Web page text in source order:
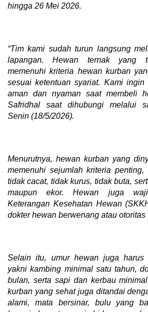
hingga 26 Mei 2026.
“Tim kami sudah turun langsung
lapangan. Hewan ternak yang
memenuhi kriteria hewan kurban
sesuai ketentuan syariat. Kami ingin
aman dan nyaman saat membeli
Safridhal saat dihubungi melalui
Senin (18/5/2026).
Menurutnya, hewan kurban yang
memenuhi sejumlah kriteria penting,
tidak cacat, tidak kurus, tidak buta,
maupun ekor. Hewan juga
Keterangan Kesehatan Hewan
dokter hewan berwenang atau otoritas
Selain itu, umur hewan juga harus
yakni kambing minimal satu tahun,
bulan, serta sapi dan kerbau
kurban yang sehat juga ditandai
alami, mata bersinar, bulu yang